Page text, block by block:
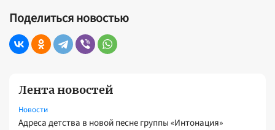
Лента новостей
Новости
Адреса детства в новой песне группы «Интонация»
Поделиться новостью